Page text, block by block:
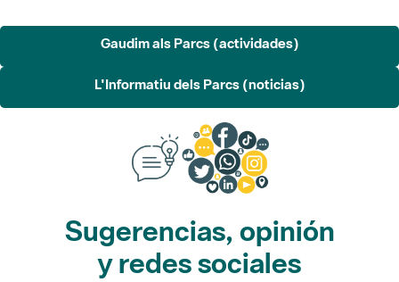
Gaudim als Parcs (actividades)
L'Informatiu dels Parcs (noticias)
Sugerencias, opinión
y redes sociales